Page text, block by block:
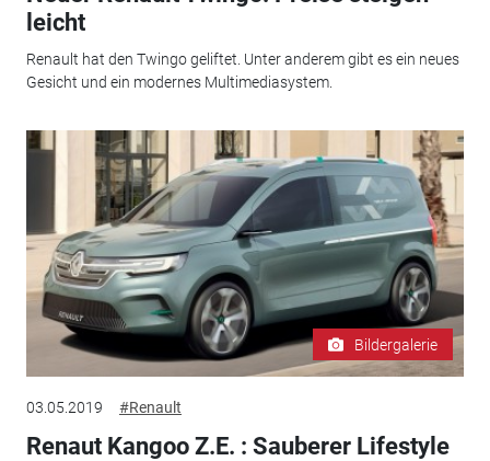
leicht
Renault hat den Twingo geliftet. Unter anderem gibt es ein neues
Gesicht und ein modernes Multimediasystem.
Bildergalerie
03.05.2019 #Renault
Renaut Kangoo Z.E. : Sauberer Lifestyle